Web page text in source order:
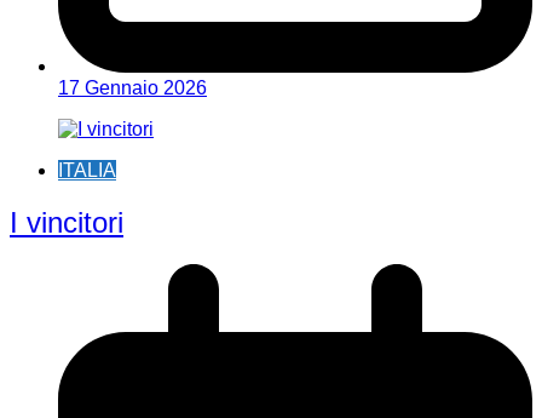
17 Gennaio 2026
ITALIA
I vincitori